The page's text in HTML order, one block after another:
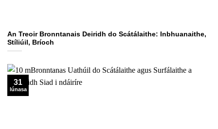
An Treoir Bronntanais Deiridh do Scátálaithe: Inbhuanaithe,
Stíliúil, Bríoch
31
lúnasa